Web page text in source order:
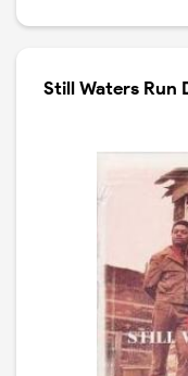
Still Waters Run